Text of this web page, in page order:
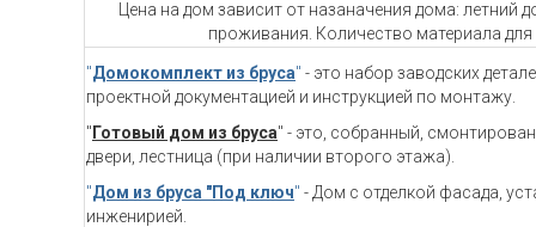
Цена на дом зависит от назаначения дома:
проживания. Количество материала
"Домокомплект из бруса" - это набор заводских
проектной документацией и инструкцией по монтажу.
" Готовый дом из бруса" - это, собранный,
двери, лестница (при наличии второго этажа).
"Дом из бруса "Под ключ" - Дом с отделкой фасада,
инженирией.